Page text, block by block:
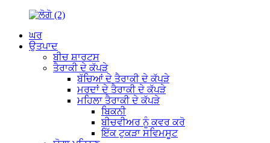
ਘਰ
ਉਤਪਾਦ
ਬੀਚ ਸ਼ਾਰਟਸ
ਤੈਰਾਕੀ ਦੇ ਕੱਪੜੇ
ਬੱਚਿਆਂ ਦੇ ਤੈਰਾਕੀ ਦੇ ਕੱਪੜੇ
ਮਰਦਾਂ ਦੇ ਤੈਰਾਕੀ ਦੇ ਕੱਪੜੇ
ਮਹਿਲਾ ਤੈਰਾਕੀ ਦੇ ਕੱਪੜੇ
ਬਿਕਨੀ
ਬੀਚਵੀਅਰ ਨੂੰ ਕਵਰ ਕਰੋ
ਇੱਕ ਟੁਕੜਾ ਸਵਿਮਸੂਟ